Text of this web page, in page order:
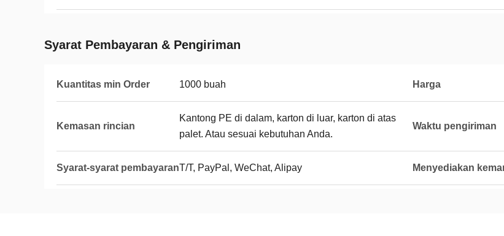
Syarat Pembayaran & Pengiriman
Kuantitas min Order 1000 buah Harga
Kemasan rincian
Kantong PE di dalam, karton di luar, karton di atas
palet. Atau sesuai kebutuhan Anda.
Waktu pengiriman
Syarat-syarat pembayaranT/T, PayPal, WeChat, Alipay Menyediakan